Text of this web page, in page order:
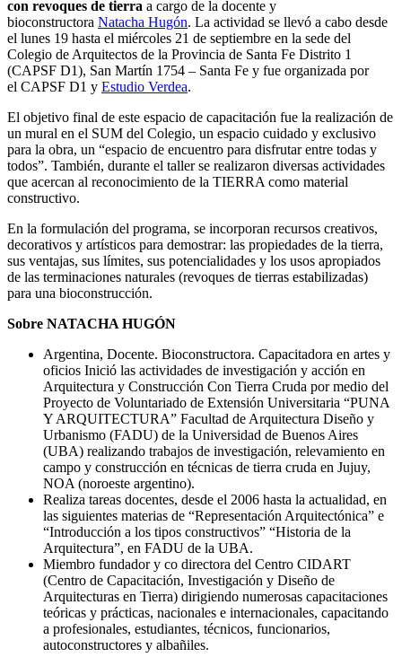
con revoques de tierra a cargo de la docente y
bioconstructora Natacha Hugón. La actividad se llevó a cabo desde
el lunes 19 hasta el miércoles 21 de septiembre en la sede del
Colegio de Arquitectos de la Provincia de Santa Fe Distrito 1
(CAPSF D1), San Martín 1754 – Santa Fe y fue organizada por
el CAPSF D1 y Estudio Verdea.
El objetivo final de este espacio de capacitación fue la realización de
un mural en el SUM del Colegio, un espacio cuidado y exclusivo
para la obra, un “espacio de encuentro para disfrutar entre todas y
todos”. También, durante el taller se realizaron diversas actividades
que acercan al reconocimiento de la TIERRA como material
constructivo.
En la formulación del programa, se incorporan recursos creativos,
decorativos y artísticos para demostrar: las propiedades de la tierra,
sus ventajas, sus límites, sus potencialidades y los usos apropiados
de las terminaciones naturales (revoques de tierras estabilizadas)
para una bioconstrucción.
Sobre NATACHA HUGÓN
Argentina, Docente. Bioconstructora. Capacitadora en artes y
oficios Inició las actividades de investigación y acción en
Arquitectura y Construcción Con Tierra Cruda por medio del
Proyecto de Voluntariado de Extensión Universitaria “PUNA
Y ARQUITECTURA” Facultad de Arquitectura Diseño y
Urbanismo (FADU) de la Universidad de Buenos Aires
(UBA) realizando trabajos de investigación, relevamiento en
campo y construcción en técnicas de tierra cruda en Jujuy,
NOA (noroeste argentino).
Realiza tareas docentes, desde el 2006 hasta la actualidad, en
las siguientes materias de “Representación Arquitectónica” e
“Introducción a los tipos constructivos” “Historia de la
Arquitectura”, en FADU de la UBA.
Miembro fundador y co directora del Centro CIDART
(Centro de Capacitación, Investigación y Diseño de
Arquitecturas en Tierra) dirigiendo numerosas capacitaciones
teóricas y prácticas, nacionales e internacionales, capacitando
a profesionales, estudiantes, técnicos, funcionarios,
autoconstructores y albañiles.